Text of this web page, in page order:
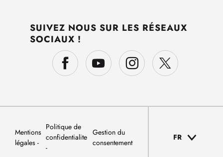
SUIVEZ NOUS SUR LES RÉSEAUX
SOCIAUX !
Mentions
légales
Politique de
confidentialite
Gestion du
consentement
FR